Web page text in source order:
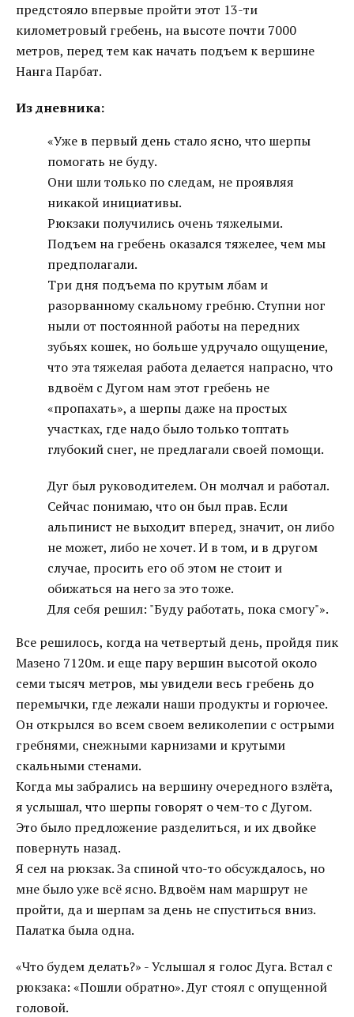
предстояло впервые пройти этот 13-ти
километровый гребень, на высоте почти 7000
метров, перед тем как начать подъем к вершине
Нанга Парбат.
Из дневника:
«Уже в первый день стало ясно, что шерпы
помогать не буду.
Они шли только по следам, не проявляя
никакой инициативы.
Рюкзаки получились очень тяжелыми.
Подъем на гребень оказался тяжелее, чем мы
предполагали.
Три дня подъема по крутым лбам и
разорванному скальному гребню. Ступни ног
ныли от постоянной работы на передних
зубьях кошек, но больше удручало ощущение,
что эта тяжелая работа делается напрасно, что
вдвоём с Дугом нам этот гребень не
«пропахать», а шерпы даже на простых
участках, где надо было только топтать
глубокий снег, не предлагали своей помощи.
Дуг был руководителем. Он молчал и работал.
Сейчас понимаю, что он был прав. Если
альпинист не выходит вперед, значит, он либо
не может, либо не хочет. И в том, и в другом
случае, просить его об этом не стоит и
обижаться на него за это тоже.
Для себя решил: "Буду работать, пока смогу"».
Все решилось, когда на четвертый день, пройдя пик
Мазено 7120м. и еще пару вершин высотой около
семи тысяч метров, мы увидели весь гребень до
перемычки, где лежали наши продукты и горючее.
Он открылся во всем своем великолепии с острыми
гребнями, снежными карнизами и крутыми
скальными стенами.
Когда мы забрались на вершину очередного взлёта,
я услышал, что шерпы говорят о чем-то с Дугом.
Это было предложение разделиться, и их двойке
повернуть назад.
Я сел на рюкзак. За спиной что-то обсуждалось, но
мне было уже всё ясно. Вдвоём нам маршрут не
пройти, да и шерпам за день не спуститься вниз.
Палатка была одна.
«Что будем делать?» - Услышал я голос Дуга. Встал с
рюкзака: «Пошли обратно». Дуг стоял с опущенной
головой.